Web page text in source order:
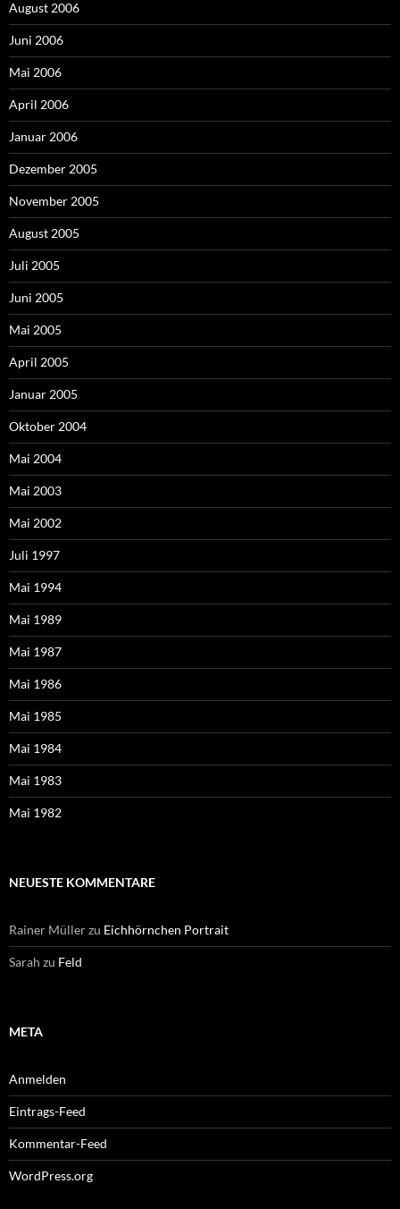
August 2006
Juni 2006
Mai 2006
April 2006
Januar 2006
Dezember 2005
November 2005
August 2005
Juli 2005
Juni 2005
Mai 2005
April 2005
Januar 2005
Oktober 2004
Mai 2004
Mai 2003
Mai 2002
Juli 1997
Mai 1994
Mai 1989
Mai 1987
Mai 1986
Mai 1985
Mai 1984
Mai 1983
Mai 1982
NEUESTE KOMMENTARE
Rainer Müllerzu Eichhörnchen Portrait
Sarah zu Feld
META
Anmelden
Eintrags-Feed
Kommentar-Feed
WordPress.org